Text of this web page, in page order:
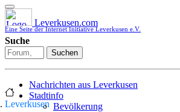
Leverkusen.com
Eine Seite der Internet Initiative Leverkusen e.V.
Suche
Suchen
Nachrichten aus Leverkusen
Stadtinfo
Bevölkerung
Leverkusen